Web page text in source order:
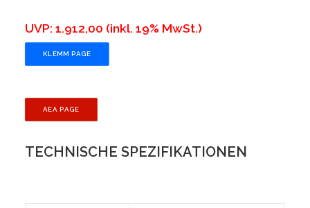
UVP: 1.912,00 (inkl. 19% MwSt.)
KLEMM PAGE
AEA PAGE
TECHNISCHE SPEZIFIKATIONEN